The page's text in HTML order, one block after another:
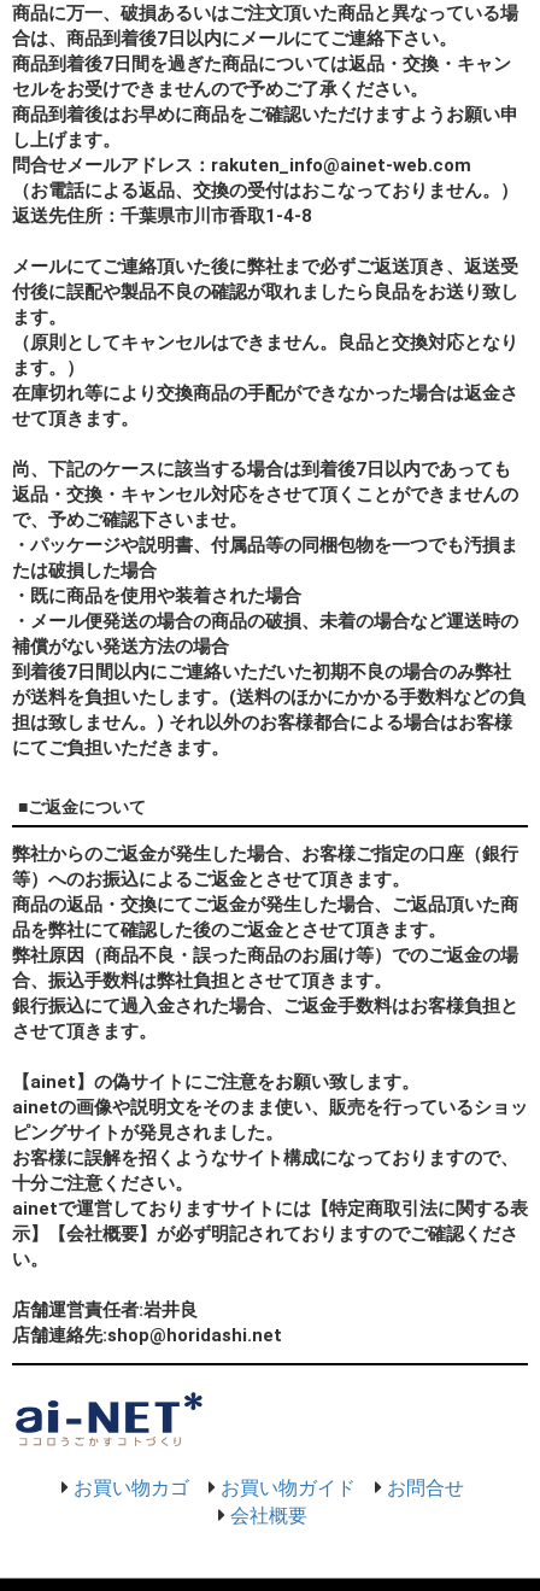
商品に万一、破損あるいはご注文頂いた商品と異なっている場
合は、商品到着後7日以内にメールにてご連絡下さい。
商品到着後7日間を過ぎた商品については返品・交換・キャン
セルをお受けできませんので予めご了承ください。
商品到着後はお早めに商品をご確認いただけますようお願い申
し上げます。
問合せメールアドレス：rakuten_info@ainet-web.com
（お電話による返品、交換の受付はおこなっておりません。）
返送先住所：千葉県市川市香取1-4-8
メールにてご連絡頂いた後に弊社まで必ずご返送頂き、返送受
付後に誤配や製品不良の確認が取れましたら良品をお送り致し
ます。
（原則としてキャンセルはできません。良品と交換対応となり
ます。）
在庫切れ等により交換商品の手配ができなかった場合は返金さ
せて頂きます。
尚、下記のケースに該当する場合は到着後7日以内であっても
返品・交換・キャンセル対応をさせて頂くことができませんの
で、予めご確認下さいませ。
・パッケージや説明書、付属品等の同梱包物を一つでも汚損ま
たは破損した場合
・既に商品を使用や装着された場合
・メール便発送の場合の商品の破損、未着の場合など運送時の
補償がない発送方法の場合
到着後7日間以内にご連絡いただいた初期不良の場合のみ弊社
が送料を負担いたします。(送料のほかにかかる手数料などの負
担は致しません。) それ以外のお客様都合による場合はお客様
にてご負担いただきます。
■ご返金について
弊社からのご返金が発生した場合、お客様ご指定の口座（銀行
等）へのお振込によるご返金とさせて頂きます。
商品の返品・交換にてご返金が発生した場合、ご返品頂いた商
品を弊社にて確認した後のご返金とさせて頂きます。
弊社原因（商品不良・誤った商品のお届け等）でのご返金の場
合、振込手数料は弊社負担とさせて頂きます。
銀行振込にて過入金された場合、ご返金手数料はお客様負担と
させて頂きます。
【ainet】の偽サイトにご注意をお願い致します。
ainetの画像や説明文をそのまま使い、販売を行っているショッ
ピングサイトが発見されました。
お客様に誤解を招くようなサイト構成になっておりますので、
十分ご注意ください。
ainetで運営しておりますサイトには【特定商取引法に関する表
示】【会社概要】が必ず明記されておりますのでご確認くださ
い。
店舗運営責任者:岩井良
店舗連絡先:shop@horidashi.net
お買い物カゴ お買い物ガイド
お問合せ
会社概要